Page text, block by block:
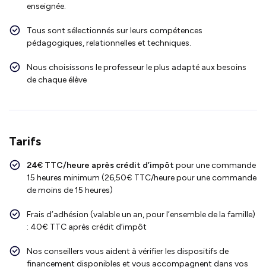
enseignée.
Tous sont sélectionnés sur leurs compétences
pédagogiques, relationnelles et techniques.
Nous choisissons le professeur le plus adapté aux besoins
de chaque élève
Tarifs
24€ TTC/heure après crédit d’impôt pour une commande
15 heures minimum (26,50€ TTC/heure pour une commande
de moins de 15 heures)
Frais d’adhésion (valable un an, pour l’ensemble de la famille)
: 40€ TTC après crédit d’impôt
Nos conseillers vous aident à vérifier les dispositifs de
financement disponibles et vous accompagnent dans vos